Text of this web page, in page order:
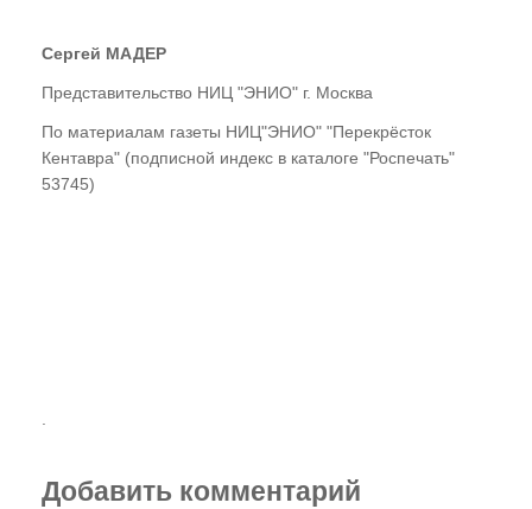
Сергей МАДЕР
Представительство НИЦ "ЭНИО" г. Москва
По материалам газеты НИЦ"ЭНИО" "Перекрёсток
Кентавра" (подписной индекс в каталоге "Роспечать"
53745)
.
Добавить комментарий